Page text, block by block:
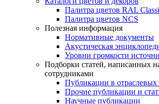
Палитра цветов RAL
Палитра цветов NCS
Полезная информация
Нормативные документы
Акустическая
Уровни громкости
Подборки статей, написанных
сотрудниками
Публикации в отраслевых
Прочие публикации и
Научные публикации